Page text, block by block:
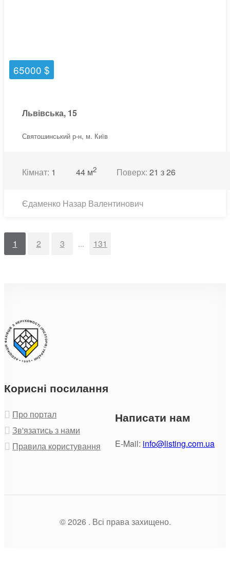
65000 $
Львівська, 15
Святошинський р-н, м. Київ
Кімнат: 1 44 м2 Поверх: 21 з 26
Єдаменко Назар Валентинович
1 2 3 ... 131
Корисні посилання
Про портал
Зв'язатись з нами
Правила користування
Написати нам
E-Mail: info@listing.com.ua
© 2026 . Всі права захищено.